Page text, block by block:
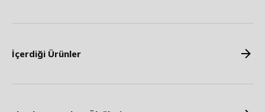
İçerdiği Ürünler